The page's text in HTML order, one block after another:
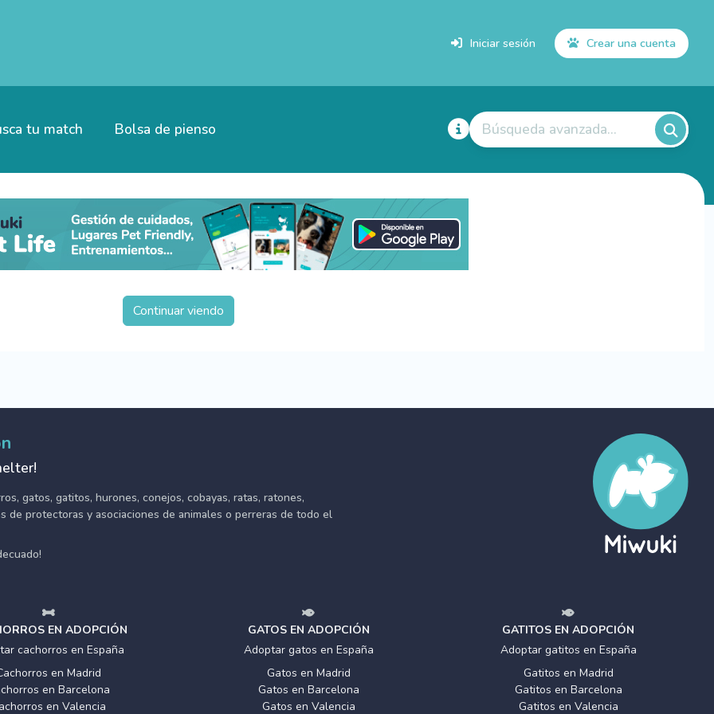
Iniciar sesión Crear una cuenta
tu match Bolsa de pienso Búsqueda avanzada...
Continuar viendo
gatos, gatitos, hurones, conejos, cobayas, ratas, ratones,
de protectoras y asociaciones de animales o perreras de todo el
EN ADOPCIÓN
cachorros en España
en Madrid
en Barcelona
en Valencia
GATOS EN ADOPCIÓN
Adoptar gatos en España
Gatos en Madrid
Gatos en Barcelona
Gatos en Valencia
GATITOS EN ADOPCIÓN
Adoptar gatitos en España
Gatitos en Madrid
Gatitos en Barcelona
Gatitos en Valencia